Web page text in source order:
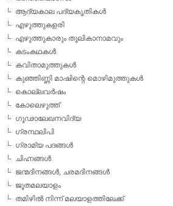
ആദ്യകാല പദ്യകൃതികള്‍
എഴുത്തുകളരി
എഴുത്തുകാരും തൂലികാനാമവും
കടംകഥകള്‍
കവിതാമുത്തുകള്‍
കുഞ്ഞിണ്ണി മാഷിന്റെ മൊഴിമുത്തുകള്‍
കൊല്ലവര്‍ഷം
കോലെഴുത്ത്
ഗൂഢാലേഖനവിദ്യ
ഗ്രന്ഥലിപി
ഗ്രാമ്യ പദങ്ങള്‍
ചിഹ്നങ്ങള്‍
ജന്മദിനങ്ങള്‍, ചരമദിനങ്ങള്‍
ജൂതമലയാളം
തമിഴില്‍ നിന്ന് മലയാളത്തിലേക്ക്